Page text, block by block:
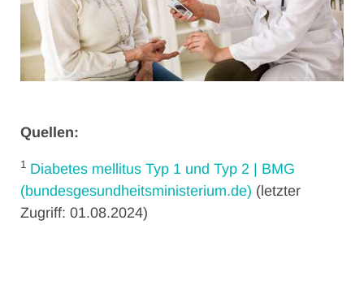
Quellen:
1 Diabetes mellitus Typ 1 und Typ 2 | BMG
(bundesgesundheitsministerium.de) (letzter
Zugriff: 01.08.2024)